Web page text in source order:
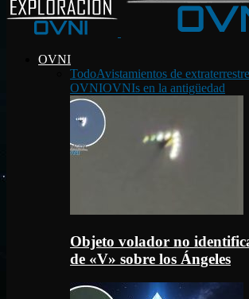
OVNI
TodoAvistamientos de
OVNIOVNIs en la antigüedad
Objeto volador no
de «V» sobre los Ángeles